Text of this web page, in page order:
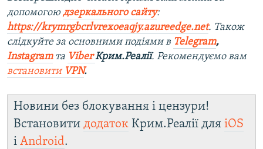
допомогою дзеркального сайту:
https://krymrgbcrlvrexoeaqjy.azureedge.net. Також
слідкуйте за основними подіями в Telegram,
Instagramта ViberКрим.Реалії. Рекомендуємо вам
встановити VPN.
Новини без блокування і цензури!
Встановити додаток Крим.Реалії для iOS
і Android.